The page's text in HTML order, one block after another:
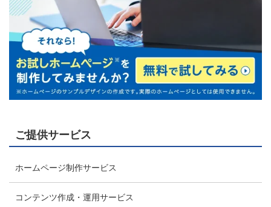
ご提供サービス
ホームページ制作サービス
コンテンツ作成・運用サービス